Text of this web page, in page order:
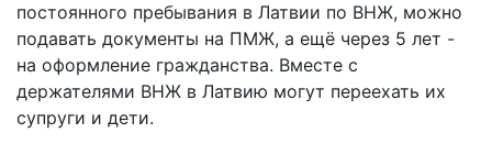
постоянного пребывания в Латвии по ВНЖ, можно
подавать документы на ПМЖ, а ещё через 5 лет -
на оформление гражданства. Вместе с
держателями ВНЖ в Латвию могут переехать их
супруги и дети.